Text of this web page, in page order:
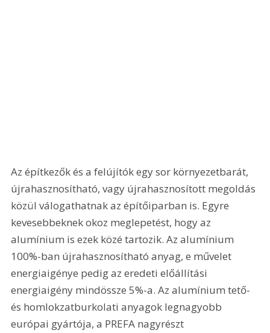
Az építkezők és a felújítók egy sor környezetbarát,
újrahasznosítható, vagy újrahasznosított megoldás
közül válogathatnak az építőiparban is. Egyre
kevesebbeknek okoz meglepetést, hogy az
alumínium is ezek közé tartozik. Az alumínium
100%-ban újrahasznosítható anyag, e művelet
energiaigénye pedig az eredeti előállítási
energiaigény mindössze 5%-a. Az alumínium tető-
és homlokzatburkolati anyagok legnagyobb
európai gyártója, a PREFA nagyrészt